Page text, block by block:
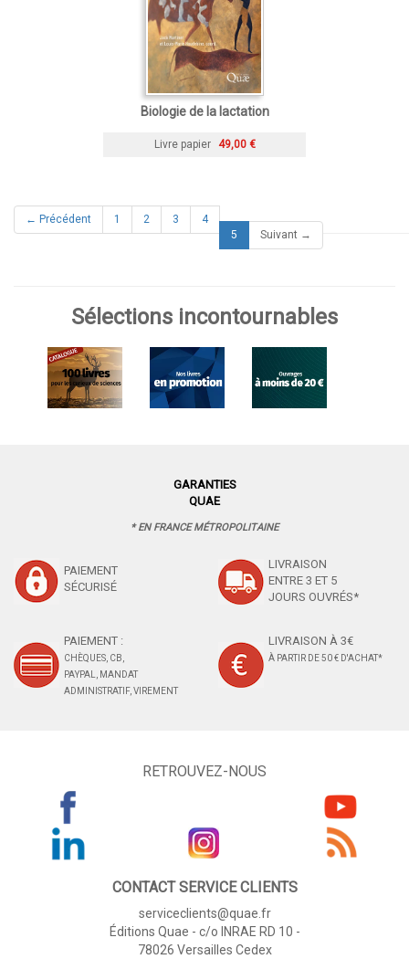
Biologie de la lactation
Livre papier 49,00 €
← Précédent 1 2 3
4
5 (current)Suivant →
Sélections incontournables
GARANTIES
QUAE
* EN FRANCE MÉTROPOLITAINE
PAIEMENT
SÉCURISÉ
LIVRAISON
ENTRE 3 ET 5
JOURS OUVRÉS*
PAIEMENT :
CHÈQUES, CB,
PAYPAL, MANDAT
ADMINISTRATIF, VIREMENT
LIVRAISON À 3€
À PARTIR DE 50 € D'ACHAT*
RETROUVEZ-NOUS
CONTACT SERVICE CLIENTS
serviceclients@quae.fr
Éditions Quae - c/o INRAE RD 10 -
78026 Versailles Cedex